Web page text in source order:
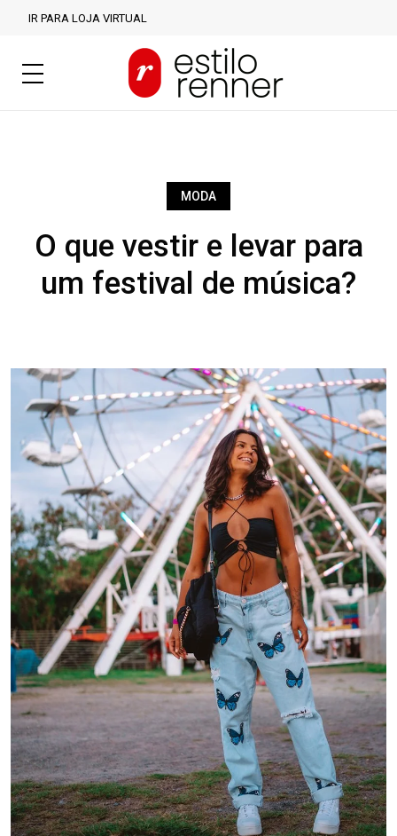
IR PARA LOJA VIRTUAL
MODA
O que vestir e levar para
um festival de música?